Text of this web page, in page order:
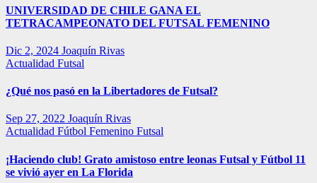
UNIVERSIDAD DE CHILE GANA EL
TETRACAMPEONATO DEL FUTSAL FEMENINO
Dic 2, 2024 Joaquín Rivas
Actualidad Futsal
¿Qué nos pasó en la Libertadores de Futsal?
Sep 27, 2022 Joaquín Rivas
Actualidad Fútbol Femenino Futsal
¡Haciendo club! Grato amistoso entre leonas Futsal y Fútbol 11
se vivió ayer en La Florida